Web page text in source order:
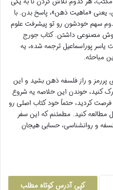
یعنی «ماهیت ذهن»، پاسخ بدن. با
سهم خودشون رو تو پیشرفت علوم
مصنوعی داشتن. کتاب جورج
پوراسماعیل ترجمه شده، یه
مباحثه.
پررمز و راز فلسفه ذهن بشید و این
کنید، خوندن این خلاصه یه شروع
فرصت کردید، حتماً خود کتاب اصلی رو
کنید. مطمئنم که این سفر
و روانشناسی، حسابی هیجان
کپی آدرس کوتاه مطلب